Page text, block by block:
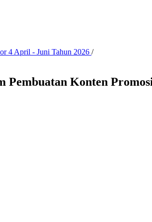
4 April - Juni Tahun 2026 /
Konten